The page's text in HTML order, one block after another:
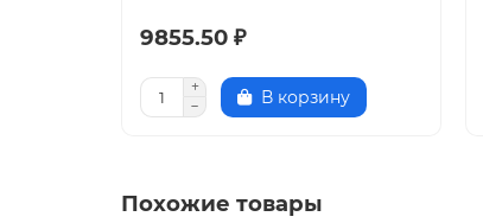
9855.50 ₽
В корзину
Похожие товары